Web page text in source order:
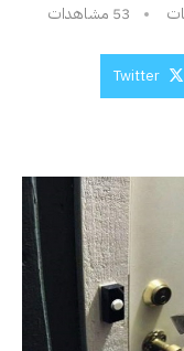
53 مشاهدات
Twitter